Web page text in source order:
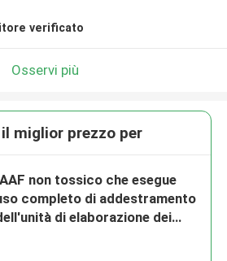
verificato
Osservi più
miglior prezzo per
non tossico che esegue
completo di addestramento
di elaborazione dei